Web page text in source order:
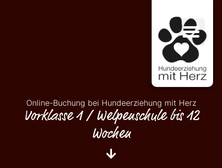
Online-Buchung bei Hundeerziehung mit Herz
Vorklasse 1 / Welpenschule bis 12
Wochen